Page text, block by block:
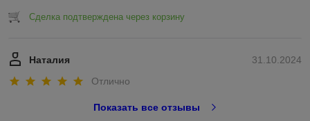
Сделка подтверждена через корзину
31.10.2024
Наталия
Отлично
Показать все отзывы